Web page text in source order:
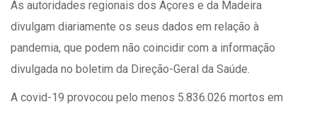
As autoridades regionais dos Açores e da Madeira
divulgam diariamente os seus dados em relação à
pandemia, que podem não coincidir com a informação
divulgada no boletim da Direção-Geral da Saúde.
A covid-19 provocou pelo menos 5.836.026 mortos em